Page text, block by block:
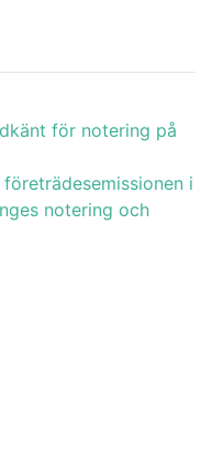
för notering på
i
notering och